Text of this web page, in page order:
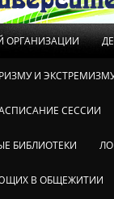
ОРГАНИЗАЦИИ
И
СЕССИИ
БИБЛИОТЕКИ
В ОБЩЕЖИТИИ